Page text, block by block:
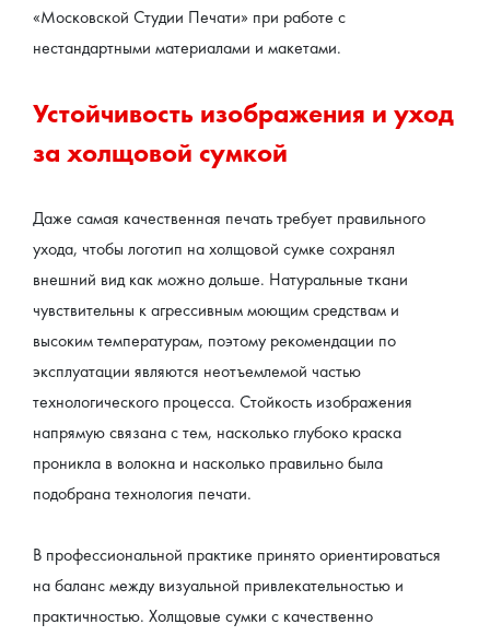
«Московской Студии Печати» при работе с
нестандартными материалами и макетами.
Устойчивость изображения и уход
за холщовой сумкой
Даже самая качественная печать требует правильного
ухода, чтобы логотип на холщовой сумке сохранял
внешний вид как можно дольше. Натуральные ткани
чувствительны к агрессивным моющим средствам и
высоким температурам, поэтому рекомендации по
эксплуатации являются неотъемлемой частью
технологического процесса. Стойкость изображения
напрямую связана с тем, насколько глубоко краска
проникла в волокна и насколько правильно была
подобрана технология печати.
В профессиональной практике принято ориентироваться
на баланс между визуальной привлекательностью и
практичностью. Холщовые сумки с качественно